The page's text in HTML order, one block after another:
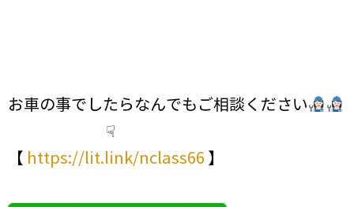
お車の事でしたらなんでもご相談ください
☟
【 https://lit.link/nclass66 】